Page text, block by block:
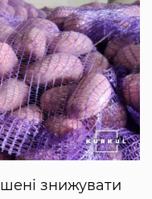
знижувати